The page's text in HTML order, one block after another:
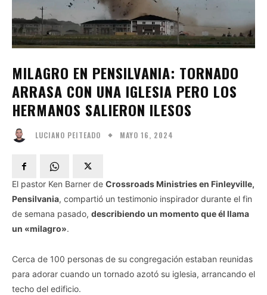
MILAGRO EN PENSILVANIA: TORNADO
ARRASA CON UNA IGLESIA PERO LOS
HERMANOS SALIERON ILESOS
LUCIANO PEITEADO MAYO 16, 2024
El pastor Ken Barner de Crossroads Ministries en Finleyville,
Pensilvania, compartió un testimonio inspirador durante el fin
de semana pasado, describiendo un momento que él llama
un «milagro».
Cerca de 100 personas de su congregación estaban reunidas
para adorar cuando un tornado azotó su iglesia, arrancando el
techo del edificio.